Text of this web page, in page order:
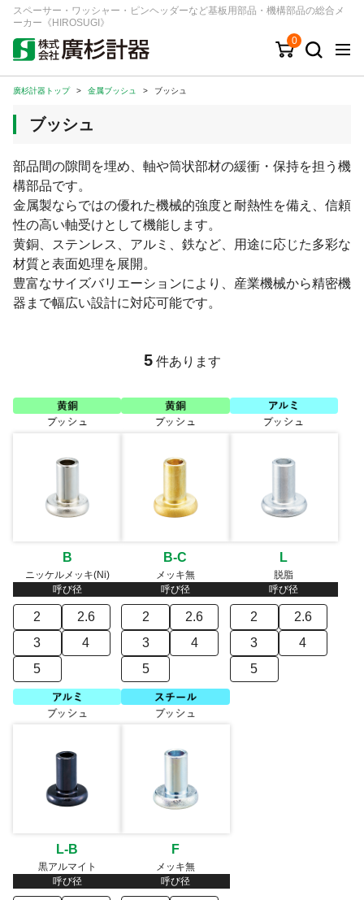
スペーサー・ワッシャー・ピンヘッダーなど基板用部品・機構部品の総合メ
ーカー《HIROSUGI》
0
キーワード 品番/シリーズ
商品カテゴリから探す
シリーズから探す
ログイン
注文・見積りについて
ご利用ガイド
廣杉計器トップ > 金属ブッシュ > ブッシュ
ブッシュ
部品間の隙間を埋め、軸や筒状部材の緩衝・保持を担う機
構部品です。
金属製ならではの優れた機械的強度と耐熱性を備え、信頼
性の高い軸受けとして機能します。
黄銅、ステンレス、アルミ、鉄など、用途に応じた多彩な
材質と表面処理を展開。
豊富なサイズバリエーションにより、産業機械から精密機
器まで幅広い設計に対応可能です。
5 件あります
B
ニッケルメッキ(Ni)
呼び径
2
2.6
3
4
5
B-C
メッキ無
呼び径
2
2.6
3
4
5
L
脱脂
呼び径
2
2.6
3
4
5
L-B
黒アルマイト
呼び径
F
メッキ無
呼び径